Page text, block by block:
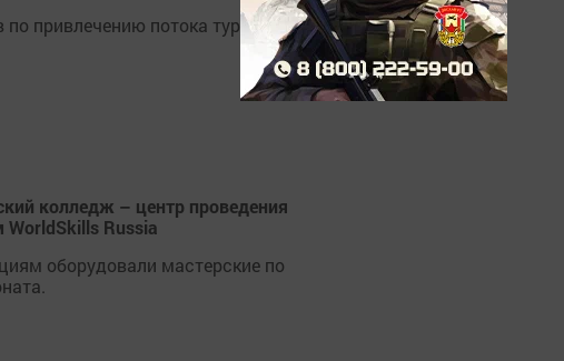
привлечению потока туристов в
колледж – центр проведения
Russia
оборудовали мастерские по